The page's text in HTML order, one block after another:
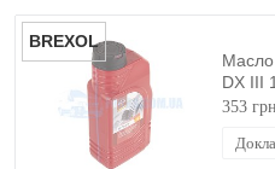
BREXOL
Масло
DX III
353